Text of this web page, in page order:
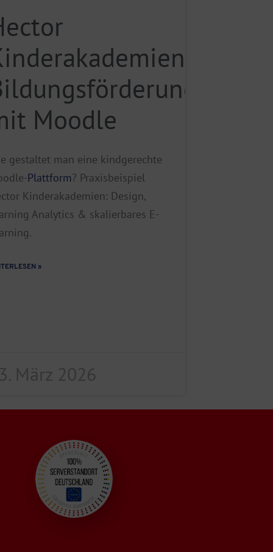
Moodle
gestaltet man eine kindgerechte
Plattform? Praxisbeispiel
Kinderakademien: Design,
Analytics & skalierbares E-
»
März 2026